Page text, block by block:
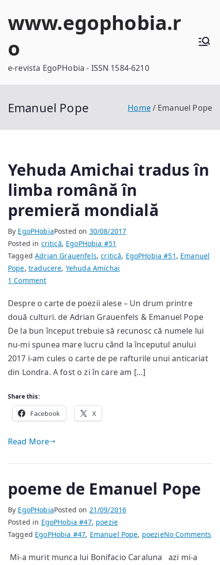
www.egophobia.r
o
e-revista EgoPHobia - ISSN 1584-6210
Emanuel Pope Home Emanuel Pope
Yehuda Amichai tradus în
limba română în
premieră mondială
By EgoPHobiaPosted on 30/08/2017
Posted in critică, EgoPHobia #51
TaggedAdrian Grauenfels,critică, EgoPHobia #51 , Emanuel
Pope, traducere, Yehuda Amichai
1 Commenton
Amichai
tradus
în
limba
română
premieră
Despre o carte de poezii alese – Un drum printre
două culturi. de Adrian Grauenfels & Emanuel Pope
De la bun început trebuie să recunosc că numele lui
nu-mi spunea mare lucru când la începutul anului
2017 i-am cules o carte de pe rafturile unui anticariat
din Londra. A fost o zi în care am […]
Share this:
Facebook X
Read More
poeme de Emanuel Pope
By EgoPHobiaPosted on 21/09/2016
Posted in EgoPHobia #47, poezie
Tagged EgoPHobia #47, Emanuel Pope, poezieNo Comments
Mi-a murit munca lui Bonifacio Caraluna azi mi-a